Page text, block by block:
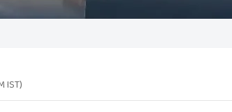
IST)